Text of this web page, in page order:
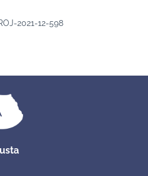
2021-12-598